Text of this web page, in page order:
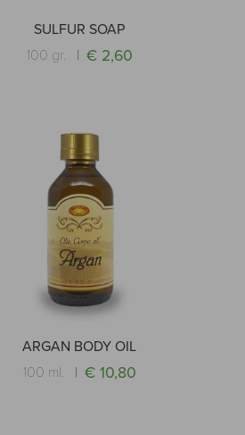
SULFUR SOAP
100 gr.
€ 2,60
ARGAN BODY OIL
100 ml.
€ 10,80